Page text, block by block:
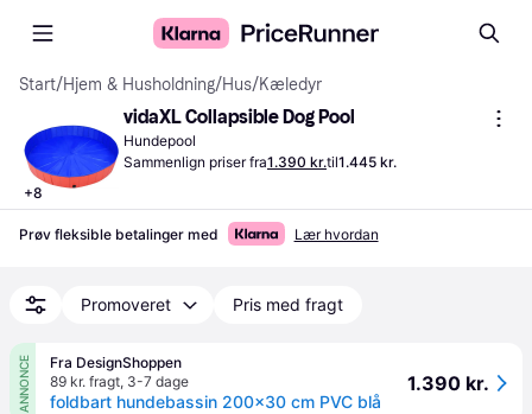
Start/Hjem & Husholdning/Hus/Kæledyr
+8
vidaXL Collapsible Dog Pool
Hundepool
Sammenlign priser fra1.390 kr.til1.445 kr.
Prøv fleksible betalinger med Lær hvordan
Promoveret Pris med fragt
ANNONCE
Fra DesignShoppen
89 kr. fragt, 3-7 dage
foldbart hundebassin 200x30 cm PVC blå
1.390 kr.